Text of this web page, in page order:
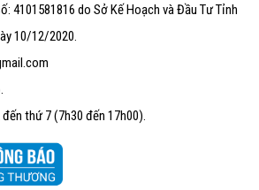
4101581816 do Sở Kế Hoạch và Đầu Tư Tỉnh
10/12/2020.
thứ 7 (7h30 đến 17h00).